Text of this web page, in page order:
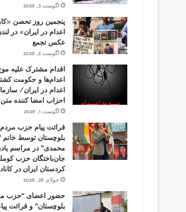
آگوست 3, 2026
پنجمین روز تحصن
اعدام در ایران» در
عکس تجمع
آگوست 2, 2026
اقدام مشترک علیه
اعدام‌ها و حکومت
اعدام در ایران/
احزاب امضا کننده متن
آگوست 1, 2026
قرائت پیام حزب مردم
بلوچستان توسط خانم
محمدی” در مراسم
جان‌باختگان حزب
کردستان ایران در
جولای 26, 2026
حضور اعضای “حزب
بلوچستان” و قرائت